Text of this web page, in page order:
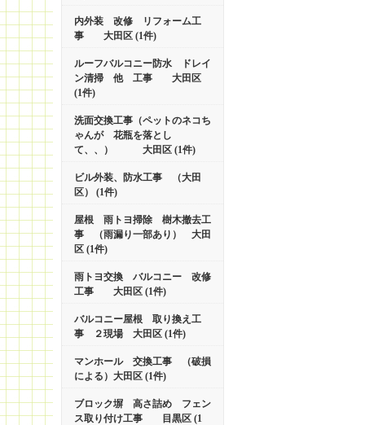
内外装 改修 リフォーム工
事 大田区 (1件)
ルーフバルコニー防水 ドレイ
ン清掃 他 工事 大田区
(1件)
洗面交換工事（ペットのネコち
ゃんが 花瓶を落とし
て、、） 大田区 (1件)
ビル外装、防水工事 （大田
区） (1件)
屋根 雨トヨ掃除 樹木撤去工
事 （雨漏り一部あり） 大田
区 (1件)
雨トヨ交換 バルコニー 改修
工事 大田区 (1件)
バルコニー屋根 取り換え工
事 ２現場 大田区 (1件)
マンホール 交換工事 （破損
による）大田区 (1件)
ブロック塀 高さ詰め フェン
ス取り付け工事 目黒区 (1